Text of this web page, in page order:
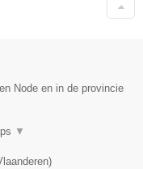
Node en in de provincie
▼
)